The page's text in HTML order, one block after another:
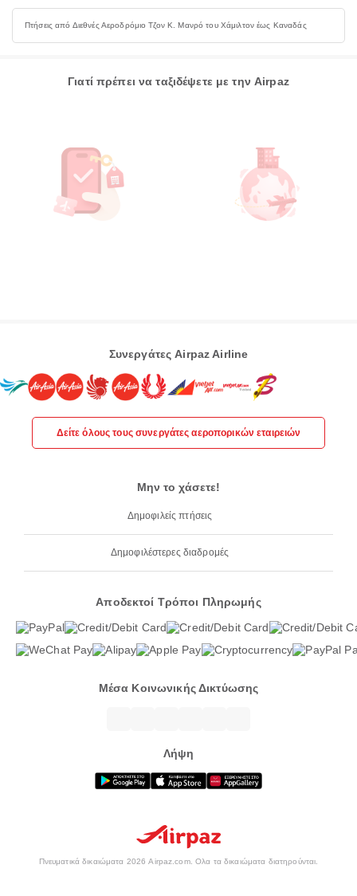
Πτήσεις από Διεθνές Αεροδρόμιο Τζον Κ. Μανρό του Χάμιλτον έως Καναδάς
Γιατί πρέπει να ταξιδέψετε με την Airpaz
Συνεργάτες Airpaz Airline
Δείτε όλους τους συνεργάτες αεροπορικών εταιρειών
Μην το χάσετε!
Δημοφιλείς πτήσεις
Δημοφιλέστερες διαδρομές
Αποδεκτοί Τρόποι Πληρωμής
Μέσα Κοινωνικής Δικτύωσης
Λήψη
Πνευματικά δικαιώματα 2026 Airpaz.com. Ολα τα δικαιώματα διατηρούνται.